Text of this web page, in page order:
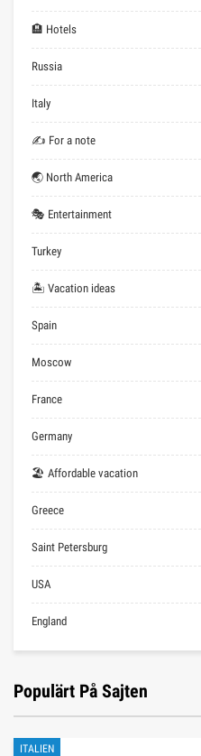
🏨 Hotels
Russia
Italy
✍ For a note
🌏 North America
🎭 Entertainment
Turkey
🏝 Vacation ideas
Spain
Moscow
France
Germany
🏖 Affordable vacation
Greece
Saint Petersburg
USA
England
Populärt På Sajten
ITALIEN